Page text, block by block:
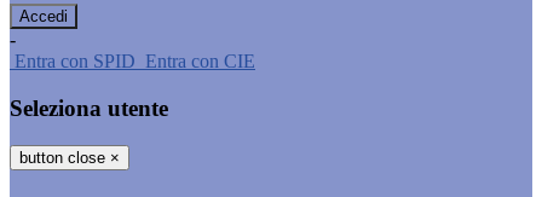
-
Entra con SPID Entra con CIE
Seleziona utente
button close ×